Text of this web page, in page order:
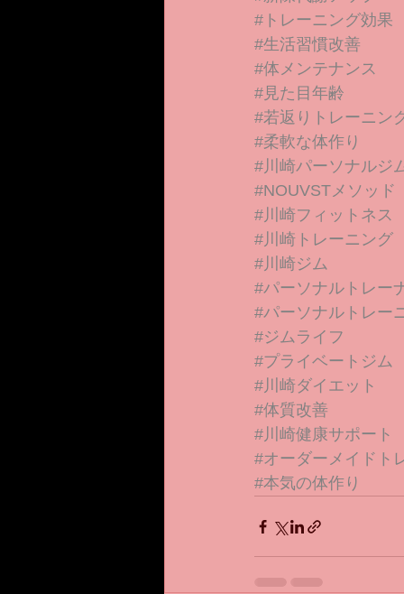
#トレーニング効果
#生活習慣改善
#体メンテナンス
#見た目年齢
#若返りトレーニン
#柔軟な体作り
#川崎パーソナルジ
#NOUVSTメソッド
#川崎フィットネス
#川崎トレーニング
#川崎ジム
#パーソナルトレー
#パーソナルトレー
#ジムライフ
#プライベートジム
#川崎ダイエット
#体質改善
#川崎健康サポート
#オーダーメイドト
#本気の体作り